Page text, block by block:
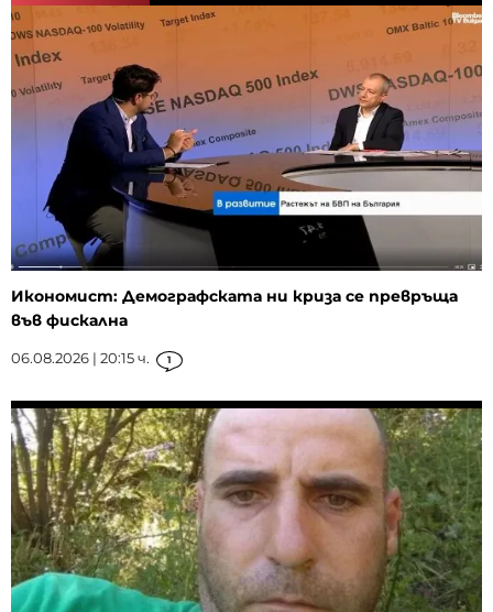
Икономист: Демографската ни криза се превръща
във фискална
06.08.2026 | 20:15 ч. 1